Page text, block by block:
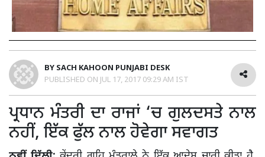
BY SACH KAHOON PUNJABI DESK
PUBLISHED ON JUL 17, 2017 09:29 AM IST
ਪ੍ਰਧਾਨ ਮੰਤਰੀ ਦਾ ਰਾਜਾਂ ‘ਚ ਗੁਲਦਸਤੇ ਨਾਲ
ਨਹੀਂ, ਇੱਕ ਫੁੱਲ ਨਾਲ ਹੋਵੇਗਾ ਸਵਾਗਤ